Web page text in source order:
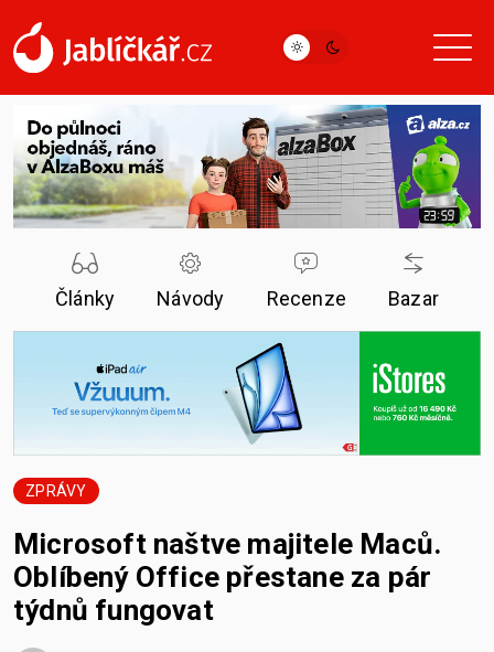
Články Návody Recenze Bazar
ZPRÁVY
Microsoft naštve majitele Maců.
Oblíbený Office přestane za pár
týdnů fungovat